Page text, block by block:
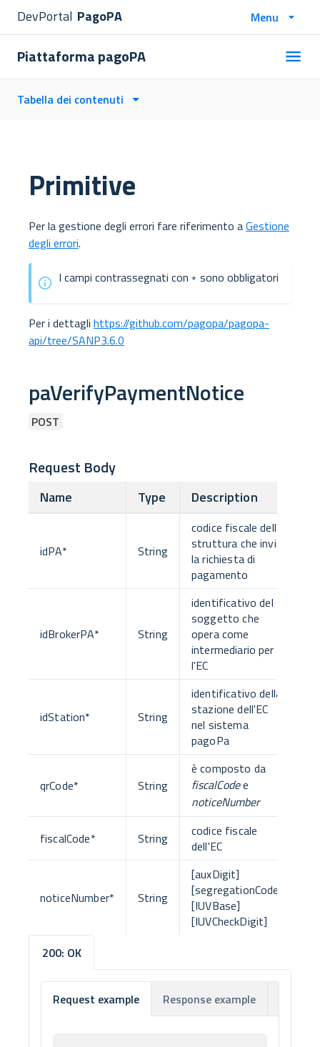
DevPortal PagoPA Menu
Piattaforma pagoPA
Tabella dei contenuti
Primitive
Per la gestione degli errori fare riferimento aGestione
degli errori.
I campi contrassegnati con﹡sono obbligatori
Per i dettagli https://github.com/pagopa/pagopa-
api/tree/SANP3.6.0
paVerifyPaymentNotice
POST
Request Body
Name Type Description
idPA* String
codice fiscale della
struttura che invia
la richiesta di
pagamento
idBrokerPA* String
identificativo del
soggetto che
opera come
intermediario per
l'EC
idStation* String
identificativo della
stazione dell'EC
nel sistema
pagoPa
qrCode* String
è composto da
fiscalCodee
noticeNumber
fiscalCode* String
codice fiscale
dell'EC
noticeNumber* String
[auxDigit]
[segregationCode]
[IUVBase]
[IUVCheckDigit]
200: OK
Request example Response example